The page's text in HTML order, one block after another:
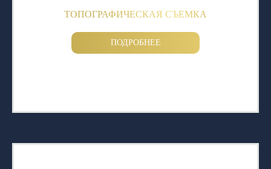
ТОПОГРАФИЧЕСКАЯ СЪЕМКА
ПОДРОБНЕЕ